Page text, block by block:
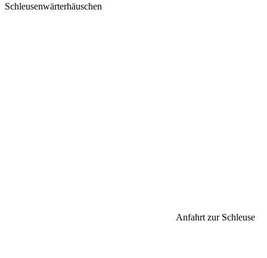
Schleusenwärterhäuschen
Anfahrt zur Schleuse